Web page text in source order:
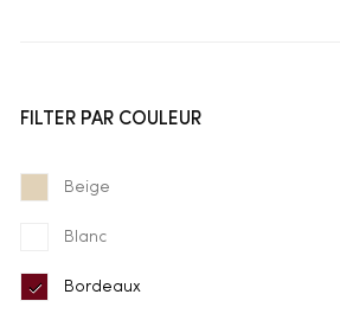
FILTER PAR COULEUR
Beige
Blanc
Bordeaux